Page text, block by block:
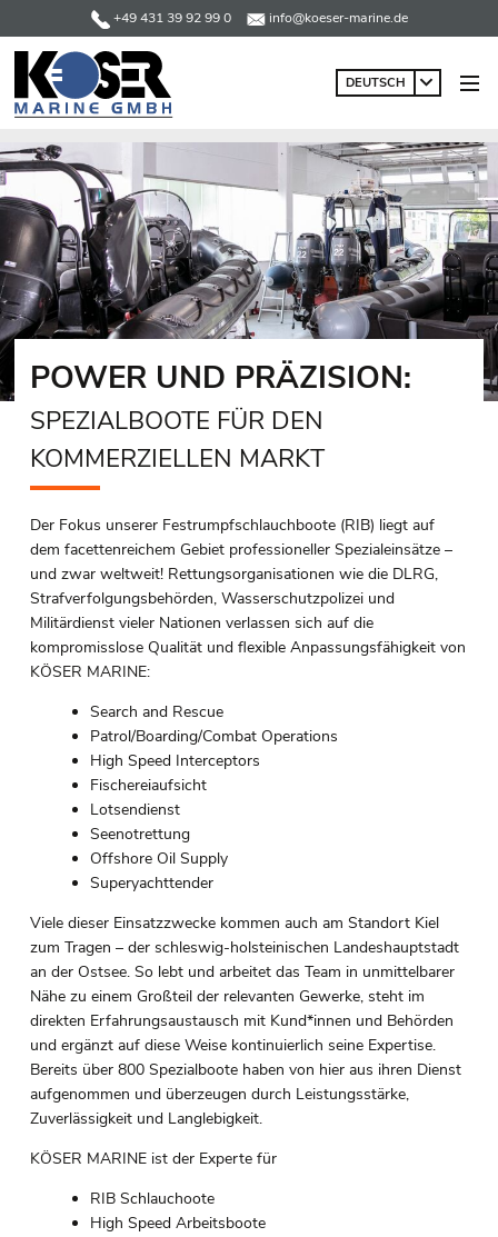
+49 431 39 92 99 0 info@koeser-marine.de
DEUTSCH
POWER UND PRÄZISION:
SPEZIALBOOTE FÜR DEN
KOMMERZIELLEN MARKT
Der Fokus unserer Festrumpfschlauchboote (RIB) liegt auf
dem facettenreichem Gebiet professioneller Spezialeinsätze –
und zwar weltweit! Rettungsorganisationen wie die DLRG,
Strafverfolgungsbehörden, Wasserschutzpolizei und
Militärdienst vieler Nationen verlassen sich auf die
kompromisslose Qualität und flexible Anpassungsfähigkeit von
KÖSER MARINE:
Search and Rescue
Patrol/Boarding/Combat Operations
High Speed Interceptors
Fischereiaufsicht
Lotsendienst
Seenotrettung
Offshore Oil Supply
Superyachttender
Viele dieser Einsatzzwecke kommen auch am Standort Kiel
zum Tragen – der schleswig-holsteinischen Landeshauptstadt
an der Ostsee. So lebt und arbeitet das Team in unmittelbarer
Nähe zu einem Großteil der relevanten Gewerke, steht im
direkten Erfahrungsaustausch mit Kund*innen und Behörden
und ergänzt auf diese Weise kontinuierlich seine Expertise.
Bereits über 800 Spezialboote haben von hier aus ihren Dienst
aufgenommen und überzeugen durch Leistungsstärke,
Zuverlässigkeit und Langlebigkeit.
KÖSER MARINE ist der Experte für
RIB Schlauchoote
High Speed Arbeitsboote